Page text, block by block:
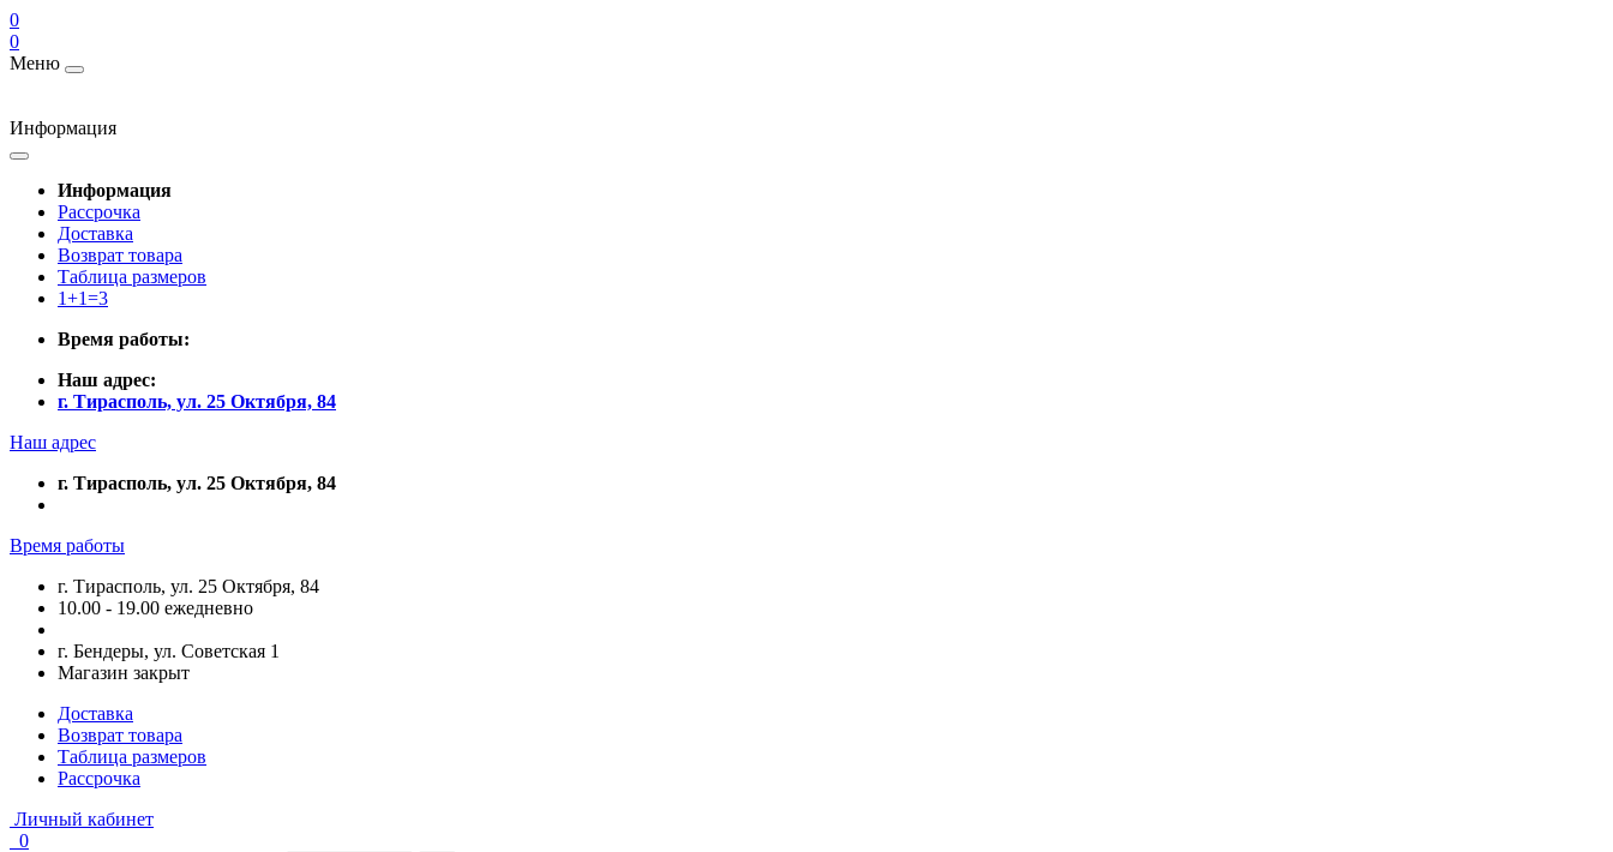
0
0
Меню
Информация
Информация
Рассрочка
Доставка
Возврат товара
Таблица размеров
1+1=3
Время работы:
Наш адрес:
г. Тирасполь, ул. 25 Октября, 84
Наш адрес
г. Тирасполь, ул. 25 Октября, 84
Время работы
г. Тирасполь, ул. 25 Октября, 84
10.00 - 19.00 ежедневно
г. Бендеры, ул. Советская 1
Магазин закрыт
Доставка
Возврат товара
Таблица размеров
Рассрочка
Личный кабинет
0